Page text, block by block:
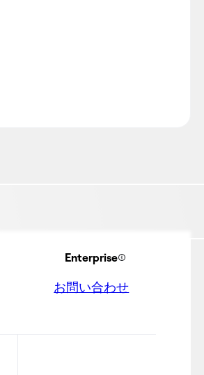
Enterprise
お問い合わせ